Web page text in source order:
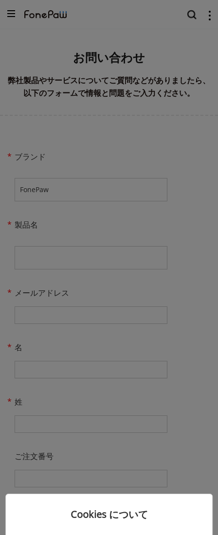
お問い合わせ
弊社製品やサービスについてご質問などがありましたら、
以下のフォームで情報と問題をご入力ください。
* ブランド
* 製品名
* メールアドレス
* 名
* 姓
ご注文番号
Cookies について